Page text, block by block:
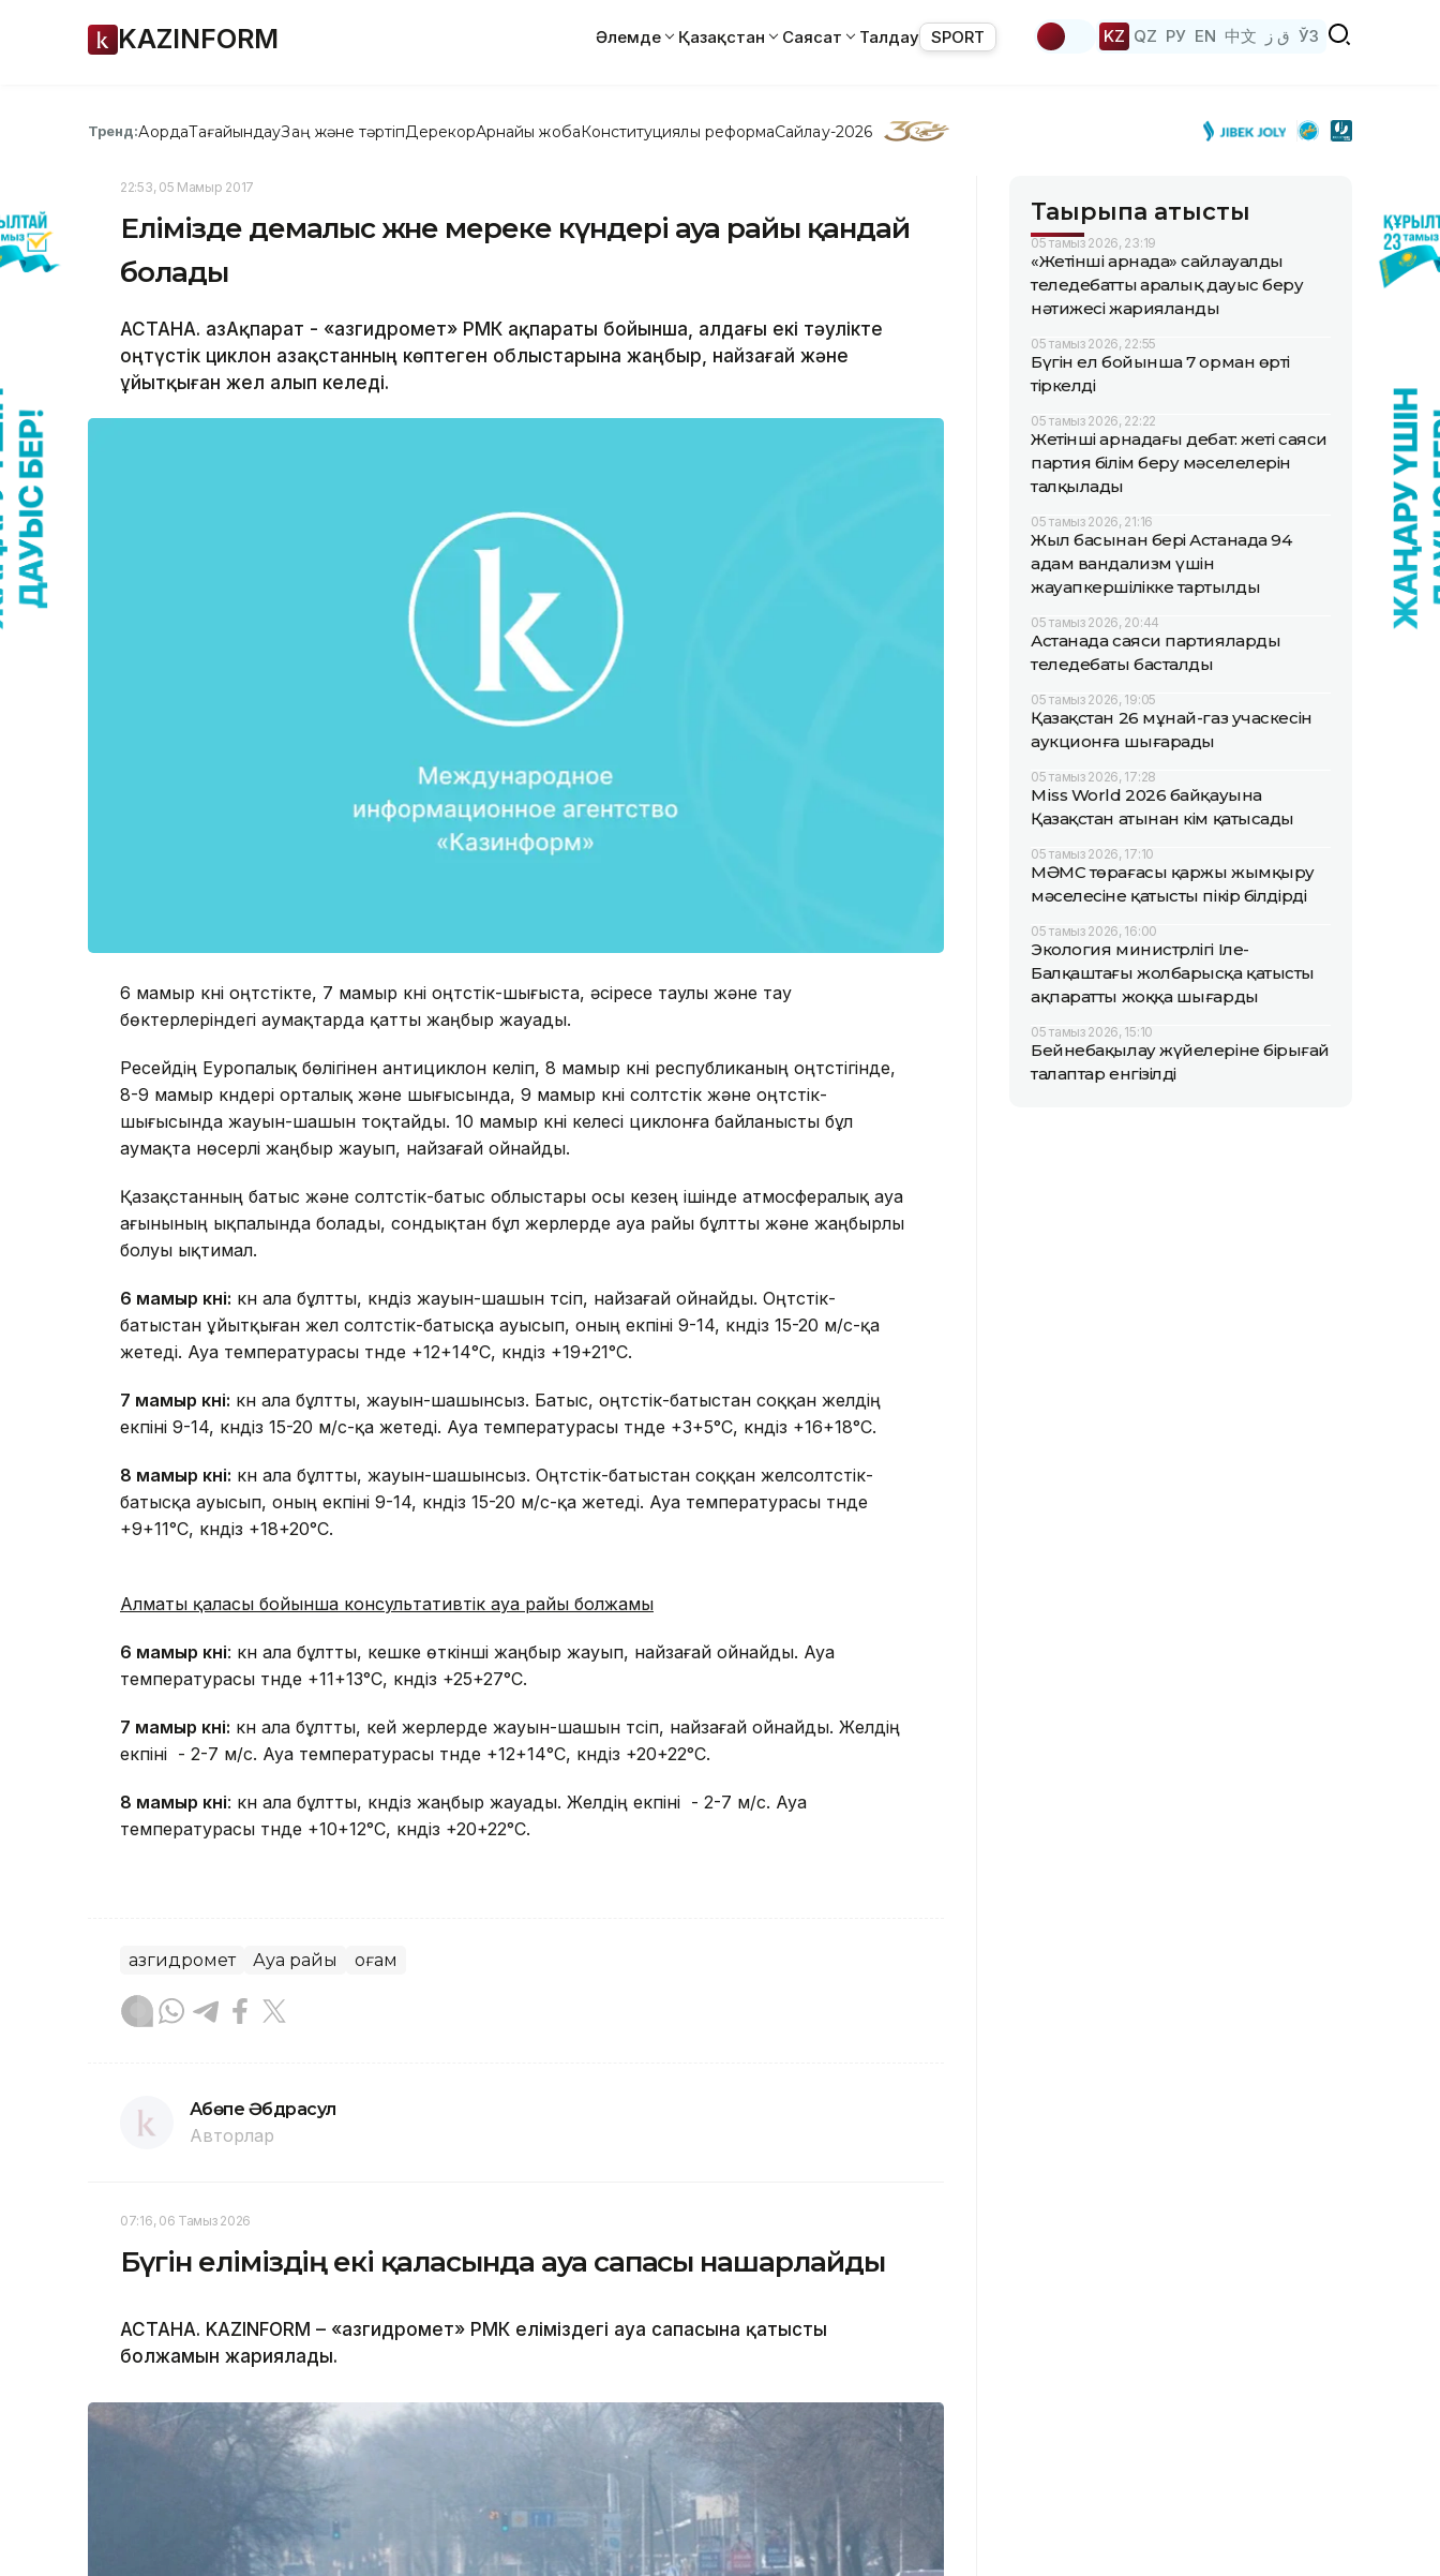
KAZINFORM Әлемде Қазақстан Саясат Талдау SPORT KZ QZ РУ EN 中文 ق ز ЎЗ
Тренд:АқордаТағайындауЗаң және тәртіпДерекқорАрнайы жобаКонституциялық реформаСайлау-2026
22:53, 05 Мамыр 2017
Елімізде демалыс және мереке күндері ауа райы қандай
болады
АСТАНА. ҚазАқпарат - «Қазгидромет» РМК ақпараты бойынша, алдағы екі тәулікте
оңтүстік циклон Қазақстанның көптеген облыстарына жаңбыр, найзағай және
ұйытқыған жел алып келеді.
6 мамыр күні оңтүстікте, 7 мамыр күні оңтүстік-шығыста, әсіресе таулы және тау
бөктерлеріндегі аумақтарда қатты жаңбыр жауады.
Ресейдің Еуропалық бөлігінен антициклон келіп, 8 мамыр күні республиканың оңтүстігінде,
8-9 мамыр күндері орталық және шығысында, 9 мамыр күні солтүстік және оңтүстік-
шығысында жауын-шашын тоқтайды. 10 мамыр күні келесі циклонға байланысты бұл
аумақта нөсерлі жаңбыр жауып, найзағай ойнайды.
Қазақстанның батыс және солтүстік-батыс облыстары осы кезең ішінде атмосфералық ауа
ағынының ықпалында болады, сондықтан бұл жерлерде ауа райы бұлтты және жаңбырлы
болуы ықтимал.
6 мамыр күні: күн ала бұлтты, күндіз жауын-шашын түсіп, найзағай ойнайды. Оңтүстік-
батыстан ұйытқыған жел солтүстік-батысқа ауысып, оның екпіні 9-14, күндіз 15-20 м/с-қа
жетеді. Ауа температурасы түнде +12+14°С, күндіз +19+21°С.
7 мамыр күні: күн ала бұлтты, жауын-шашынсыз. Батыс, оңтүстік-батыстан соққан желдің
екпіні 9-14, күндіз 15-20 м/с-қа жетеді. Ауа температурасы түнде +3+5°С, күндіз +16+18°С.
8 мамыр күні: күн ала бұлтты, жауын-шашынсыз. Оңтүстік-батыстан соққан желсолтүстік-
батысқа ауысып, оның екпіні 9-14, күндіз 15-20 м/с-қа жетеді. Ауа температурасы түнде
+9+11°С, күндіз +18+20°С.
Алматы қаласы бойынша консультативтік ауа райы болжамы
6 мамыр күні: күн ала бұлтты, кешке өткінші жаңбыр жауып, найзағай ойнайды. Ауа
температурасы түнде +11+13°С, күндіз +25+27°С.
7 мамыр күні: күн ала бұлтты, кей жерлерде жауын-шашын түсіп, найзағай ойнайды. Желдің
екпіні - 2-7 м/с. Ауа температурасы түнде +12+14°С, күндіз +20+22°С.
8 мамыр күні: күн ала бұлтты, күндіз жаңбыр жауады. Желдің екпіні - 2-7 м/с. Ауа
температурасы түнде +10+12°С, күндіз +20+22°С.
Қазгидромет Ауа райы Қоғам
Ақбөпе Әбдрасул
Авторлар
07:16, 06 Тамыз 2026
Бүгін еліміздің екі қаласында ауа сапасы нашарлайды
АСТАНА. KAZINFORM – «Қазгидромет» РМК еліміздегі ауа сапасына қатысты
болжамын жариялады.
Тақырыпқа қатысты
05 тамыз 2026, 23:19
«Жетінші арнада» сайлауалды
теледебаттың аралық дауыс беру
нәтижесі жарияланды
05 тамыз 2026, 22:55
Бүгін ел бойынша 7 орман өрті
тіркелді
05 тамыз 2026, 22:22
Жетінші арнадағы дебат: жеті саяси
партия білім беру мәселелерін
талқылады
05 тамыз 2026, 21:16
Жыл басынан бері Астанада 94
адам вандализм үшін
жауапкершілікке тартылды
05 тамыз 2026, 20:44
Астанада саяси партиялардың
теледебаты басталды
05 тамыз 2026, 19:05
Қазақстан 26 мұнай-газ учаскесін
аукционға шығарады
05 тамыз 2026, 17:28
Miss World 2026 байқауына
Қазақстан атынан кім қатысады
05 тамыз 2026, 17:10
МӘМС төрағасы қаржы жымқыру
мәселесіне қатысты пікір білдірді
05 тамыз 2026, 16:00
Экология министрлігі Іле-
Балқаштағы жолбарысқа қатысты
ақпаратты жоққа шығарды
05 тамыз 2026, 15:10
Бейнебақылау жүйелеріне бірыңғай
талаптар енгізілді